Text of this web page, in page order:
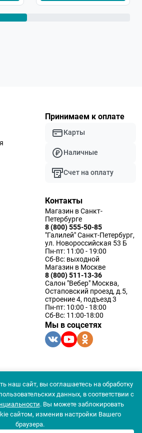
Принимаем к оплате
Карты
Наличные
Счет на оплату
Контакты
Магазин в Санкт-
Петербурге
8 (800) 555-50-85
"Галилей" Санкт-Петербург,
ул. Новороссийская 53 Б
Пн-пт: 11:00 - 19:00
Сб-Вс: выходной
Магазин в Москве
8 (800) 511-13-36
Салон "Вебер" Москва,
Остаповский проезд, д.5,
строение 4, подъезд 3
Пн-пт: 10:00 - 18:00
Сб-Вс: 11:00-18:00
Мы в соцсетях
«Наблюдательные приборы»
конфеденциальности
персональных данных
использования
наш сайт, вы соглашаетесь на обработку
данных, в соответствии с
. Вы можете заблокировать
сайтом, изменив настройки Вашего
браузера.